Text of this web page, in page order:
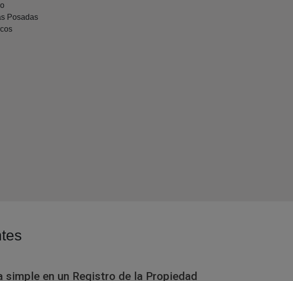
Posadas
simple en un Registro de la Propiedad